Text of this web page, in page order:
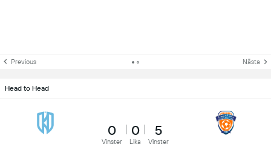
Previous Nästa
Head to Head
0
Vinster
0
Lika
5
Vinster